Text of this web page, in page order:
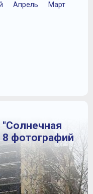
Апрель
Март
фотографий